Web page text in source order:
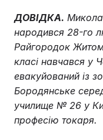
ДОВІДКА. Микола
народився 28-го
Райгородок
класі навчався у
евакуйований із
Бородянське
училище № 26 у
професію токаря.